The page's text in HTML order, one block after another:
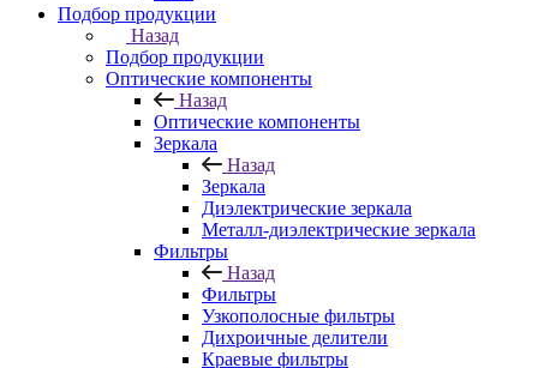
Подбор продукции
Назад
Подбор продукции
Оптические компоненты
Назад
Оптические компоненты
Зеркала
Назад
Зеркала
Диэлектрические зеркала
Металл-диэлектрические зеркала
Фильтры
Назад
Фильтры
Узкополосные фильтры
Дихроичные делители
Краевые фильтры